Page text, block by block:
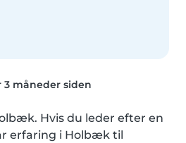
3 måneder siden
Hvis du leder efter en
erfaring i Holbæk til